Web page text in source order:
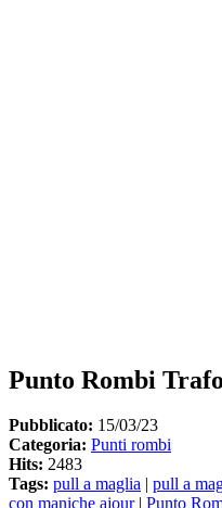
Punto Rombi
Pubblicato: 15/03/23
Categoria: Punti rombi
Hits: 2483
Tags: pull a maglia pull a
con maniche ajour| Punto